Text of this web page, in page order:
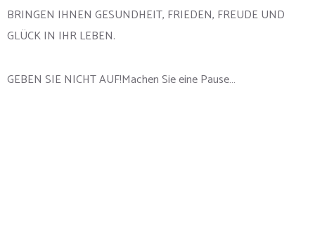
BRINGEN IHNEN GESUNDHEIT, FRIEDEN, FREUDE UND
GLÜCK IN IHR LEBEN.
GEBEN SIE NICHT AUF!Machen Sie eine Pause…